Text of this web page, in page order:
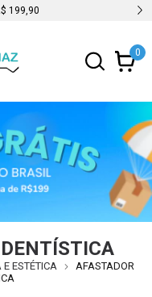
199,90
0
E ESTÉTICA
AFASTADOR